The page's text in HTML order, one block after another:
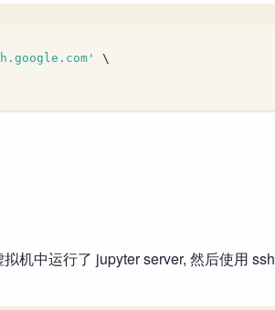
\
机中运行了 jupyter server, 然后使用 ssh